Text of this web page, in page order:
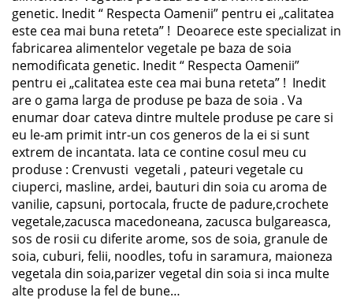
genetic. Inedit “ Respecta Oamenii” pentru ei „calitatea
este cea mai buna reteta” ! Deoarece este specializat in
fabricarea alimentelor vegetale pe baza de soia
nemodificata genetic. Inedit “ Respecta Oamenii”
pentru ei „calitatea este cea mai buna reteta” ! Inedit
are o gama larga de produse pe baza de soia . Va
enumar doar cateva dintre multele produse pe care si
eu le-am primit intr-un cos generos de la ei si sunt
extrem de incantata. Iata ce contine cosul meu cu
produse : Crenvusti vegetali , pateuri vegetale cu
ciuperci, masline, ardei, bauturi din soia cu aroma de
vanilie, capsuni, portocala, fructe de padure,crochete
vegetale,zacusca macedoneana, zacusca bulgareasca,
sos de rosii cu diferite arome, sos de soia, granule de
soia, cuburi, felii, noodles, tofu in saramura, maioneza
vegetala din soia,parizer vegetal din soia si inca multe
alte produse la fel de bune…